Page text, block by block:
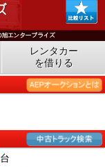
レンタカー
を借りる
台